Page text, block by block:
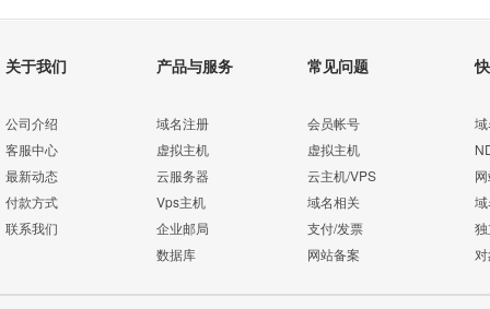
关于我们
公司介绍
客服中心
最新动态
付款方式
联系我们
产品与服务
域名注册
虚拟主机
云服务器
Vps主机
企业邮局
数据库
常见问题
会员帐号
虚拟主机
云主机/VPS
域名相关
支付/发票
网站备案